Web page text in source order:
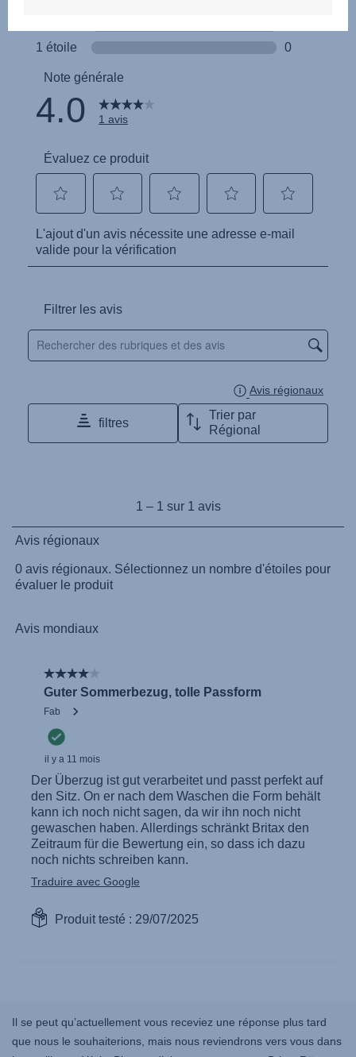
Il se peut qu’actuellement vous receviez une réponse plus tard
que nous le souhaiterions, mais nous reviendrons vers vous dans